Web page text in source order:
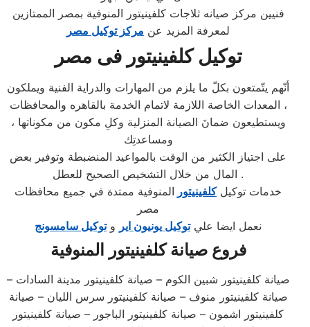
فنيين مركز صيانه ثلاجات كلفينيتور المنوفية بمصر الممتازين
لمعرفة المزيد عن مركز توكيل مصر
توكيل كلفينيتور فى مصر
أنّهم يتّمتعون بكلّ ما يلزم من المهارات والدراية الفنية ويملكون
المعدات الخاصة اللازمة لاتمام الخدمة بالقاهره والمحافظات ،
ويستطيعون ضمانَ الصيانة المنزلية وكلِ مكون من مكوناتها ،
ومساعدتِك
على اجتياز الكثير من الوقت بالمواعيد المنضبطة وتوفير بعض
المال من خلال التشخيص الصحيح للعطل .
خدمات توكيلكلفينيتور المنوفية ممتدة في جميع محافظات
مصر
نعمل ايضا عليتوكيل يونيون اير وتوكيل سامسونج
فروع صيانةكلفينيتور المنوفية
صيانة كلفينيتور شبين الكوم – صيانة كلفينيتور مدينة السادات –
صيانة كلفينيتور منوف – صيانة كلفينيتور سرس الليان – صيانة
كلفينيتور اشمون – صيانة كلفينيتور الباجور – صيانة كلفينيتور